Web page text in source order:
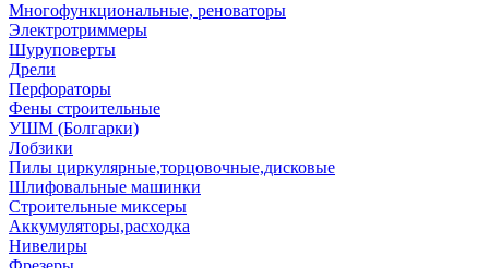
Многофункциональные, реноваторы
Электротриммеры
Шуруповерты
Дрели
Перфораторы
Фены строительные
УШМ (Болгарки)
Лобзики
Пилы циркулярные,торцовочные,дисковые
Шлифовальные машинки
Строительные миксеры
Аккумуляторы,расходка
Нивелиры